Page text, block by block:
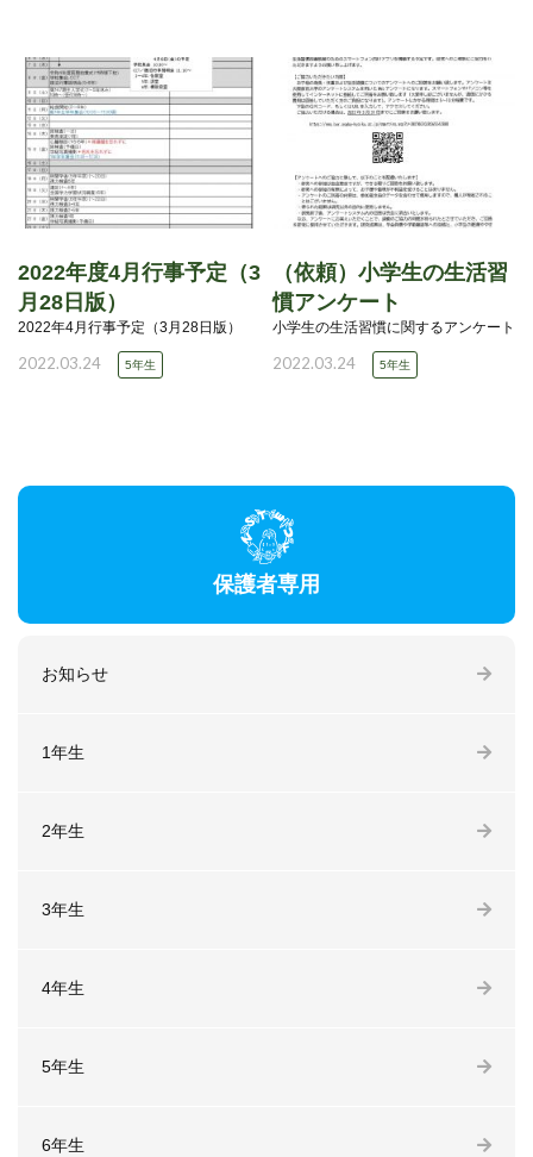
2022年度4月行事予定（3
月28日版）
2022年4月行事予定（3月28日版）
2022.03.24 5年生
（依頼）小学生の生活習
慣アンケート
小学生の生活習慣に関するアンケート
2022.03.24 5年生
保護者専用
お知らせ
1年生
2年生
3年生
4年生
5年生
6年生